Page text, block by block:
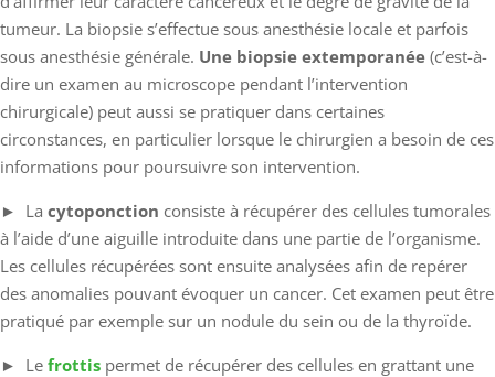
tumeur. La biopsie s’effectue sous anesthésie locale et parfois
sous anesthésie générale. Une biopsie extemporanée (c’est-à-
dire un examen au microscope pendant l’intervention
chirurgicale) peut aussi se pratiquer dans certaines
circonstances, en particulier lorsque le chirurgien a besoin de ces
informations pour poursuivre son intervention.
► La cytoponction consiste à récupérer des cellules tumorales
à l’aide d’une aiguille introduite dans une partie de l’organisme.
Les cellules récupérées sont ensuite analysées afin de repérer
des anomalies pouvant évoquer un cancer. Cet examen peut être
pratiqué par exemple sur un nodule du sein ou de la thyroïde.
► Le frottis permet de récupérer des cellules en grattant une